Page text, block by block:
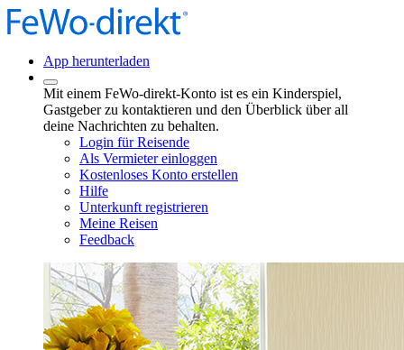
App herunterladen
Mit einem FeWo-direkt-Konto ist es ein Kinderspiel,
Gastgeber zu kontaktieren und den Überblick über all
deine Nachrichten zu behalten.
Login für Reisende
Als Vermieter einloggen
Kostenloses Konto erstellen
Hilfe
Unterkunft registrieren
Meine Reisen
Feedback